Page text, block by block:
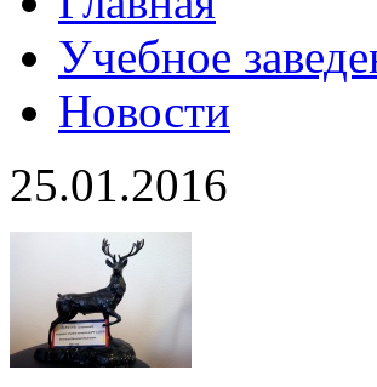
Учебное
Новости
25.01.2016